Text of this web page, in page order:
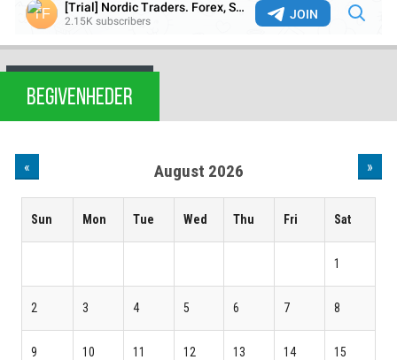
BEGIVENHEDER
« August 2026 »
Sun Mon Tue Wed Thu Fri Sat
1
2 3 4 5 6 7 8
9 10 11 12 13 14 15